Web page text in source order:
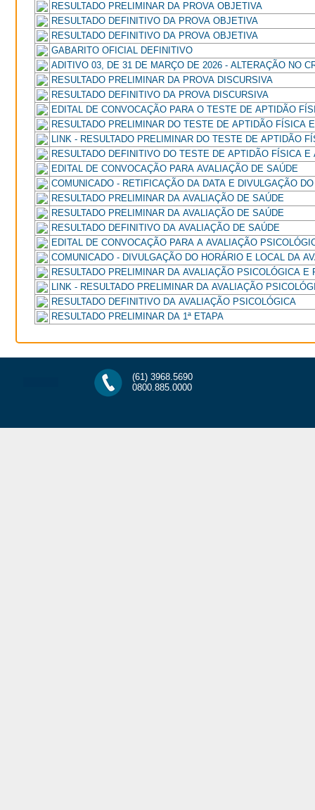
RESULTADO PRELIMINAR DA PROVA OBJETIVA
RESULTADO DEFINITIVO DA PROVA OBJETIVA
RESULTADO DEFINITIVO DA PROVA OBJETIVA
GABARITO OFICIAL DEFINITIVO
ADITIVO 03, DE 31 DE MARÇO DE 2026 - ALTERAÇÃO NO
RESULTADO PRELIMINAR DA PROVA DISCURSIVA
RESULTADO DEFINITIVO DA PROVA DISCURSIVA
EDITAL DE CONVOCAÇÃO PARA O TESTE DE APTIDÃO
RESULTADO PRELIMINAR DO TESTE DE APTIDÃO FÍSICA
LINK - RESULTADO PRELIMINAR DO TESTE DE APTIDÃO
RESULTADO DEFINITIVO DO TESTE DE APTIDÃO FÍSICA E
EDITAL DE CONVOCAÇÃO PARA AVALIAÇÃO DE SAÚDE
COMUNICADO - RETIFICAÇÃO DA DATA E DIVULGAÇÃO
RESULTADO PRELIMINAR DA AVALIAÇÃO DE SAÚDE
RESULTADO PRELIMINAR DA AVALIAÇÃO DE SAÚDE
RESULTADO DEFINITIVO DA AVALIAÇÃO DE SAÚDE
EDITAL DE CONVOCAÇÃO PARA A AVALIAÇÃO
COMUNICADO - DIVULGAÇÃO DO HORÁRIO E LOCAL DA
RESULTADO PRELIMINAR DA AVALIAÇÃO PSICOLÓGICA
LINK - RESULTADO PRELIMINAR DA AVALIAÇÃO
RESULTADO DEFINITIVO DA AVALIAÇÃO PSICOLÓGICA
RESULTADO PRELIMINAR DA 1ª ETAPA
(61) 3968.5690
0800.885.0000